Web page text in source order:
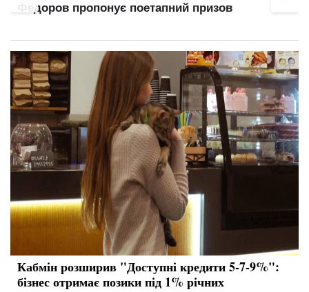
тарифи та штрафи до 460 грн
Кабмін розширив "Доступні кредити 5-7-9%":
бізнес отримає позики під 1% річних